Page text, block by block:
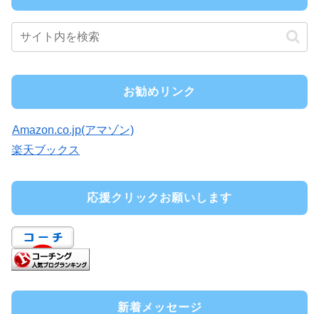
お勧めリンク
Amazon.co.jp(アマゾン)
楽天ブックス
応援クリックお願いします
新着メッセージ